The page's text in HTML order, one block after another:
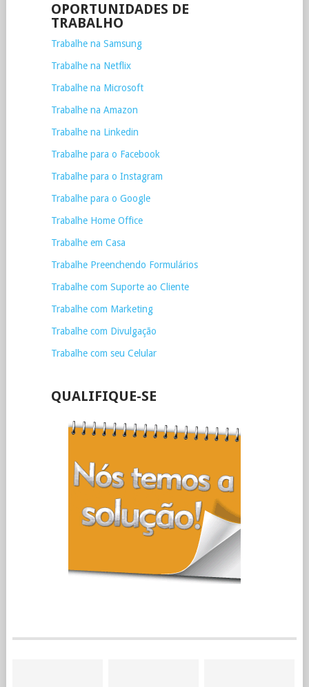
OPORTUNIDADES DE
TRABALHO
Trabalhe na Samsung
Trabalhe na Netflix
Trabalhe na Microsoft
Trabalhe na Amazon
Trabalhe na Linkedin
Trabalhe para o Facebook
Trabalhe para o Instagram
Trabalhe para o Google
Trabalhe Home Office
Trabalhe em Casa
Trabalhe Preenchendo Formulários
Trabalhe com Suporte ao Cliente
Trabalhe com Marketing
Trabalhe com Divulgação
Trabalhe com seu Celular
QUALIFIQUE-SE